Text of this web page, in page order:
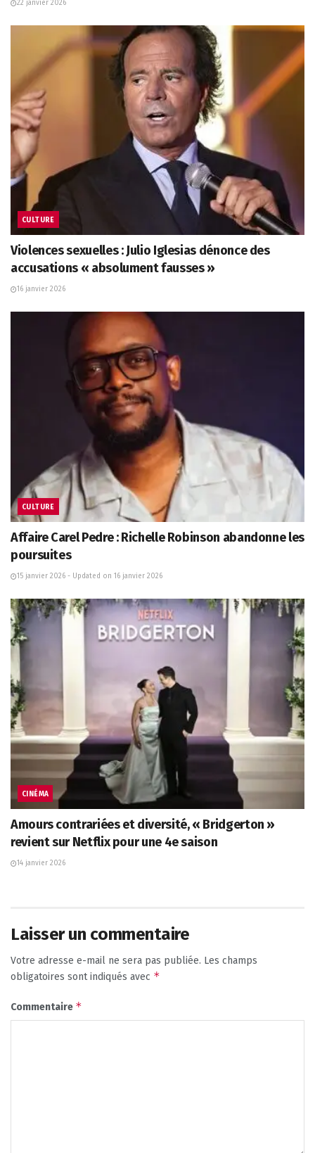
22 janvier 2026
CULTURE
Violences sexuelles : Julio Iglesias dénonce des
accusations « absolument fausses »
16 janvier 2026
CULTURE
Affaire Carel Pedre : Richelle Robinson abandonne les
poursuites
15 janvier 2026 - Updated on 16 janvier 2026
CINÉMA
Amours contrariées et diversité, « Bridgerton »
revient sur Netflix pour une 4e saison
14 janvier 2026
Laisser un commentaire
Votre adresse e-mail ne sera pas publiée. Les champs
obligatoires sont indiqués avec *
Commentaire *